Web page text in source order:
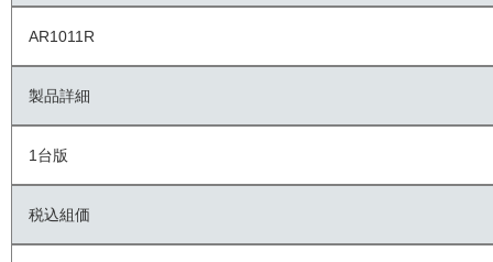
AR1011R
製品詳細
1台版
税込組価